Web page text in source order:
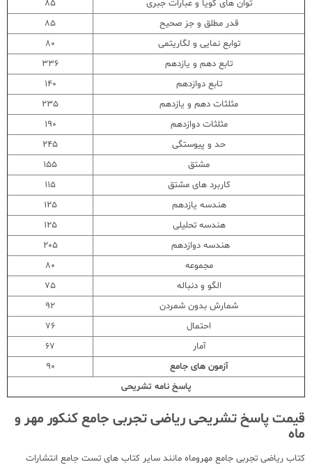
توان های گویا و عبارات جبری
85
قدر مطلق و جز صحیح
85
توابع نمایی و لگاریتمی
80
تابع دهم و یازدهم
336
تابع دوازدهم
140
مثلثات دهم و یازدهم
235
مثلثات دوازدهم
190
حد و پیوستگی
245
مشتق
155
کاربرد های مشتق
115
هندسه یازدهم
125
هندسه تحلیلی
125
هندسه دوازدهم
205
مجموعه
80
الگو و دنباله
75
شمارش بدون شمردن
92
احتمال
76
آمار
67
آزمون های جامع
90
پاسخ نامه تشریحی
قیمت پاسخ تشریحی ریاضی تجربی جامع کنکور مهر و
ماه
کتاب ریاضی تجربی جامع مهروماه مانند سایر کتاب های تست جامع انتشارات